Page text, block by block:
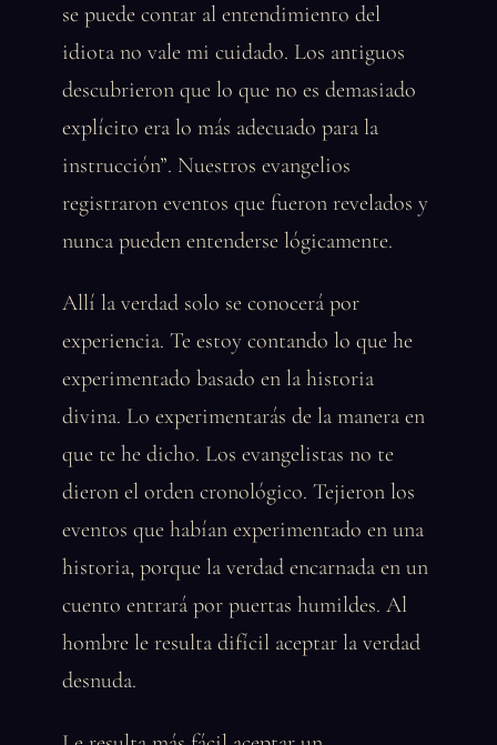
se puede contar al entendimiento del
idiota no vale mi cuidado. Los antiguos
descubrieron que lo que no es demasiado
explícito era lo más adecuado para la
instrucción”. Nuestros evangelios
registraron eventos que fueron revelados y
nunca pueden entenderse lógicamente.
Allí la verdad solo se conocerá por
experiencia. Te estoy contando lo que he
experimentado basado en la historia
divina. Lo experimentarás de la manera en
que te he dicho. Los evangelistas no te
dieron el orden cronológico. Tejieron los
eventos que habían experimentado en una
historia, porque la verdad encarnada en un
cuento entrará por puertas humildes. Al
hombre le resulta difícil aceptar la verdad
desnuda.